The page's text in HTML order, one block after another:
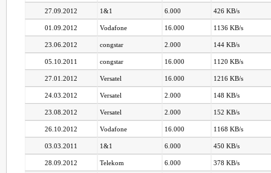
27.09.2012 1&1 6.000 426 KB/s
01.09.2012 Vodafone 16.000 1136 KB/s
23.06.2012 congstar 2.000 144 KB/s
05.10.2011 congstar 16.000 1120 KB/s
27.01.2012 Versatel 16.000 1216 KB/s
24.03.2012 Versatel 2.000 148 KB/s
23.08.2012 Versatel 2.000 152 KB/s
26.10.2012 Vodafone 16.000 1168 KB/s
03.03.2011 1&1 6.000 450 KB/s
28.09.2012 Telekom 6.000 378 KB/s